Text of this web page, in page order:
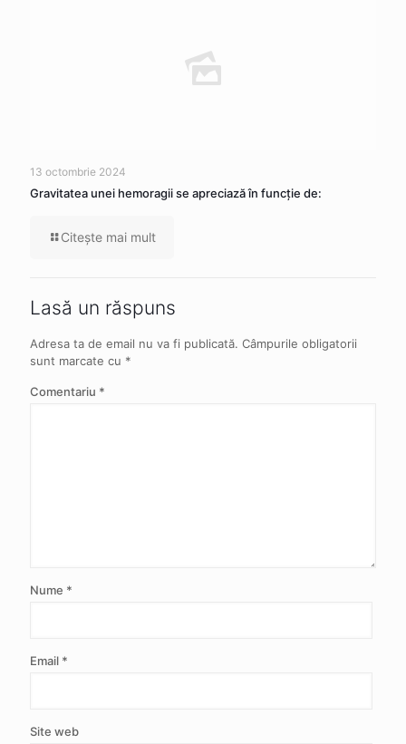
13 octombrie 2024
Gravitatea unei hemoragii se apreciază în funcție de:
Citeşte mai mult
Lasă un răspuns
Adresa ta de email nu va fi publicată. Câmpurile obligatorii
sunt marcate cu *
Comentariu *
Nume *
Email *
Site web